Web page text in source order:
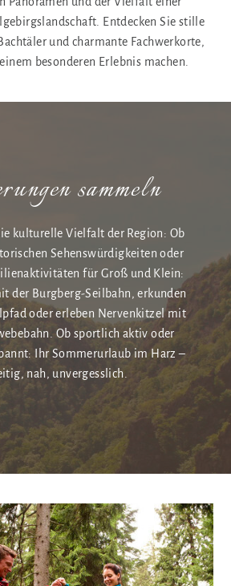
Entdecken Sie stille
und charmante Fachwerkorte,
besonderen Erlebnis machen.
sammeln
kulturelle Vielfalt der Region: Ob
Sehenswürdigkeiten oder
für Groß und Klein:
der Burgberg-Seilbahn, erkunden
oder erleben Nervenkitzel mit
Ob sportlich aktiv oder
Ihr Sommerurlaub im Harz –
nah, unvergesslich.